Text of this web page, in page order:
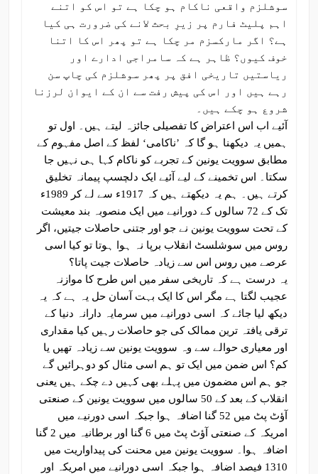
سوشلزم واقعی ناکام ہو چکا ہے تو اس کو اتنے
اہم پلیٹ فارم پر زیرِ بحث لانے کی ضرورت ہی کیا
ہے؟ اگر مارکسزم مر چکا ہے تو پھر اس کا اتنا
خوف کیوں؟ ظاہر ہے کہ سامراجی ادارے اور
ریاستیں تاریخی افق پر پھر سوشلزم کی چاپ سن
رہے ہیں اور اس کی پیش رفت سے ان کے ایوان لرزنا
شروع ہو چکے ہیں۔
آئیے اب اس اعتراض کا تفصیلی جائزہ لیتے ہیں۔ اول تو
ہمیں یہ دیکھنا ہو گا کہ ’ناکامی‘ لفظ کے اصل مفہوم کے
مطابق سوویت یونین کے تجربے کو ناکام کہا ہی نہیں جا
سکتا۔ اس تخمینے کے لیے آئیے ایک دلچسپ پیمانہ تخلیق
کرتے ہیں۔ ہم یہ دیکھتے ہیں کہ 1917ء سے لے کر 1989ء
تک کے 72 سالوں کے دورانیے میں ایک منصوبہ بند معیشت
کے تحت سوویت یونین نے جو اور جتنی حاصلات جیتیں، اگر
روس میں سوشلسٹ انقلاب برپا نہ ہوا ہوتا تو کیا اسی
عرصے میں روس اس سے زیادہ حاصلات جیت پاتا؟
یہ درست ہے کہ تاریخی سفر میں اس طرح کا موازنہ
عجیب لگتا ہے مگر اس کا ایک بہت آسان حل یہ ہے کہ یہ
دیکھ لیا جائے کہ اسی دورانیے میں سرمایہ دارانہ دنیا کے
ترقی یافتہ ترین ممالک کی جو حاصلات رہیں کیا مقداری
اور معیاری حوالے سے وہ سوویت یونین سے زیادہ تھیں یا
کم؟ اس ضمن میں ایک تو ہم اسی مثال کو دوہرائیں گے
جو ہم اس مضمون میں پہلے بھی کہیں دے چکے ہیں یعنی
انقلاب کے بعد کے 50 سالوں میں سوویت یونین کے صنعتی
آؤٹ پٹ میں 52 گنا اضافہ ہوا جبکہ اسی دورنیے میں
امریکہ کے صنعتی آؤٹ پٹ میں 6 گنا اور برطانیہ میں 2 گنا
اضافہ ہوا۔ سوویت یونین میں محنت کی پیداواریت میں
1310 فیصد اضافہ ہوا جبکہ اسی دورانیے میں امریکہ اور